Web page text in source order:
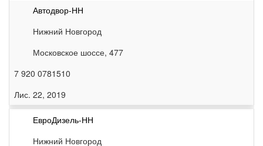
Автодвор-НН
Нижний Новгород
Московское шоссе, 477
7 920 0781510
Лис. 22, 2019
ЕвроДизель-НН
Нижний Новгород